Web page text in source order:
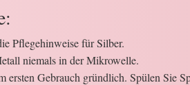
Pflegehinweise für Silber.
niemals in der Mikrowelle.
ersten Gebrauch gründlich. Spülen Sie